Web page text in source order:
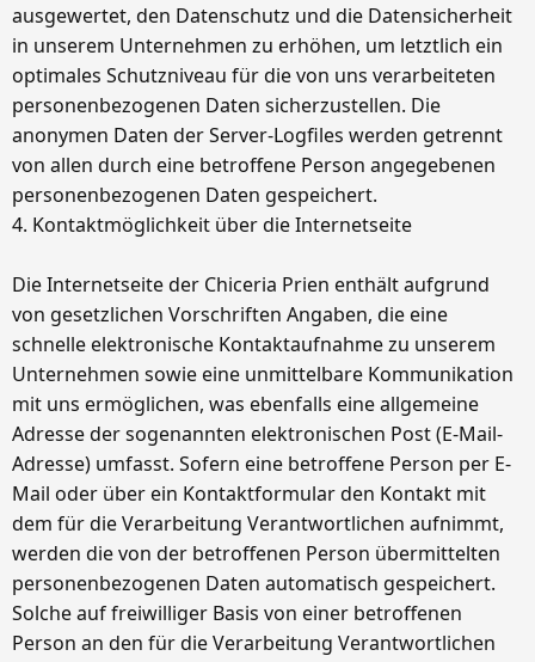
ausgewertet, den Datenschutz und die Datensicherheit
in unserem Unternehmen zu erhöhen, um letztlich ein
optimales Schutzniveau für die von uns verarbeiteten
personenbezogenen Daten sicherzustellen. Die
anonymen Daten der Server-Logfiles werden getrennt
von allen durch eine betroffene Person angegebenen
personenbezogenen Daten gespeichert.
4. Kontaktmöglichkeit über die Internetseite
Die Internetseite der Chiceria Prien enthält aufgrund
von gesetzlichen Vorschriften Angaben, die eine
schnelle elektronische Kontaktaufnahme zu unserem
Unternehmen sowie eine unmittelbare Kommunikation
mit uns ermöglichen, was ebenfalls eine allgemeine
Adresse der sogenannten elektronischen Post (E-Mail-
Adresse) umfasst. Sofern eine betroffene Person per E-
Mail oder über ein Kontaktformular den Kontakt mit
dem für die Verarbeitung Verantwortlichen aufnimmt,
werden die von der betroffenen Person übermittelten
personenbezogenen Daten automatisch gespeichert.
Solche auf freiwilliger Basis von einer betroffenen
Person an den für die Verarbeitung Verantwortlichen